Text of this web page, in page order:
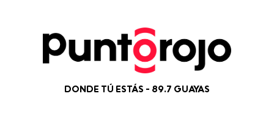
DONDE TÚ ESTÁS - 89.7 GUAYAS